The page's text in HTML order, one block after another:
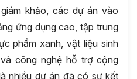
khảo, các dự án vào
ứng dụng cao, tập trung
phẩm xanh, vật liệu sinh
công nghệ hỗ trợ cộng
nhiều dự án đã có sự kết